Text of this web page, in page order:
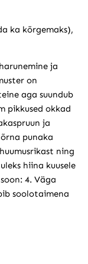
ka kõrgemaks),
ja
on
aga suundub
pikkused okkad
ja
punaka
ning
hiina kuusele
4. Väga
soolotaimena